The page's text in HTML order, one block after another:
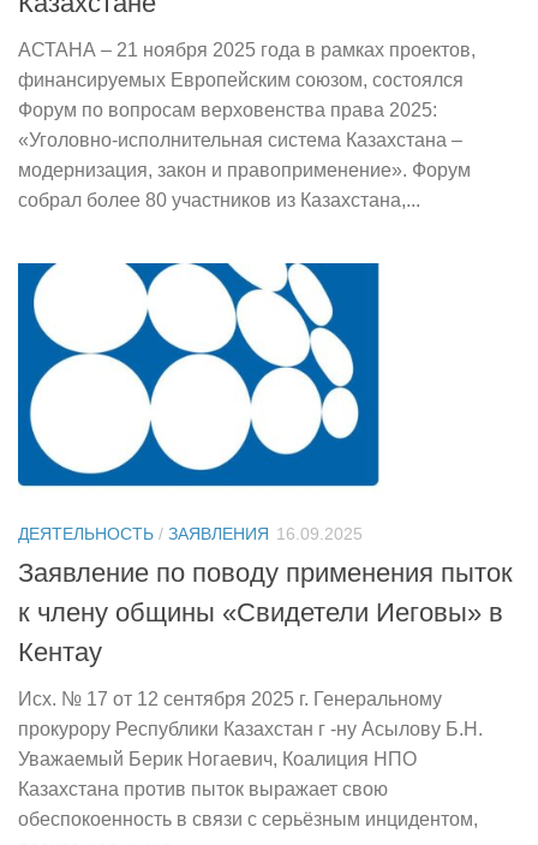
АСТАНА – 21 ноября 2025 года в рамках проектов,
финансируемых Европейским союзом, состоялся
Форум по вопросам верховенства права 2025:
«Уголовно-исполнительная система Казахстана –
модернизация, закон и правоприменение». Форум
собрал более 80 участников из Казахстана,...
ДЕЯТЕЛЬНОСТЬ / ЗАЯВЛЕНИЯ 16.09.2025
Заявление по поводу применения пыток
к члену общины «Свидетели Иеговы» в
Кентау
Исх. № 17 от 12 сентября 2025 г. Генеральному
прокурору Республики Казахстан г -ну Асылову Б.Н.
Уважаемый Берик Ногаевич, Коалиция НПО
Казахстана против пыток выражает свою
обеспокоенность в связи с серьёзным инцидентом,